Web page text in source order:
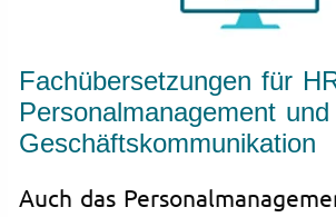
Fachübersetzungen für
Personalmanagement und
Geschäftskommunikation
Auch das